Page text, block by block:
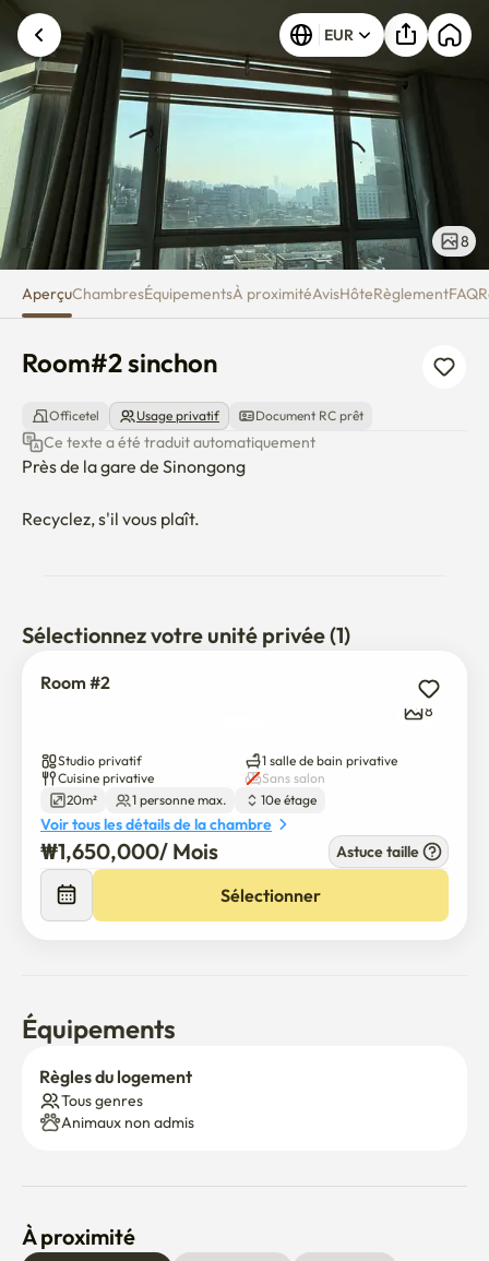
Room#2 sinchon EUR
8
AperçuChambresÉquipementsÀ proximitéAvisHôteRèglementFAQ
Room#2 sinchon
Officetel Usage privatif Document RC prêt
Ce texte a été traduit automatiquement
Près de la gare de Sinongong
Recyclez, s'il vous plaît.
Sélectionnez votre unité privée (1)
Room #2
8
Studio privatif
1 salle de bain privative
Cuisine privative
Sans salon
20m²
1 personne max. 10e étage
Voir tous les détails de la chambre
₩1,650,000/ Mois Astuce taille
Sélectionner
Équipements
Règles du logement
Tous genres
Animaux non admis
À proximité